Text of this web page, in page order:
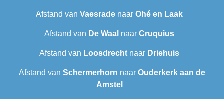
Afstand van Vaesrade naar Ohé en Laak
Afstand van De Waal naar Cruquius
Afstand van Loosdrecht naar Driehuis
Afstand van Schermerhorn naar Ouderkerk aan de
Amstel